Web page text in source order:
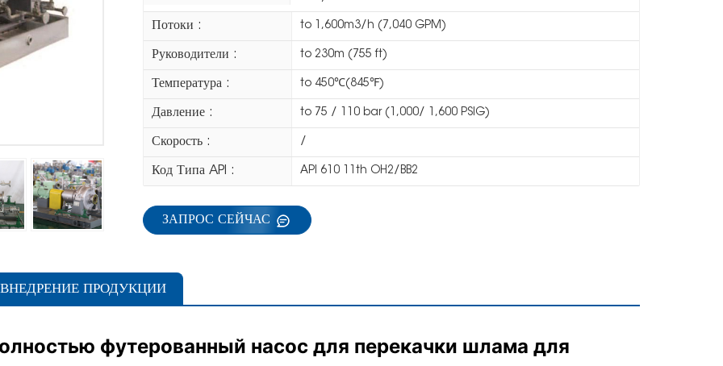
Потоки : to 1,600m3/h (7,040 GPM)
Руководители : to 230m (755 ft)
Температура : to 450℃(845℉)
Давление : to 75 / 110 bar (1,000/ 1,600 PSIG)
Скорость : /
Код Типа API : API 610 11th OH2/BB2
ЗАПРОС СЕЙЧАС
ВНЕДРЕНИЕ ПРОДУКЦИИ
футерованный насос для перекачки шлама для